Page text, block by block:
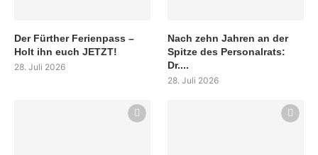
Der Fürther Ferienpass –
Holt ihn euch JETZT!
28. Juli 2026
Nach zehn Jahren an der
Spitze des Personalrats:
Dr....
28. Juli 2026